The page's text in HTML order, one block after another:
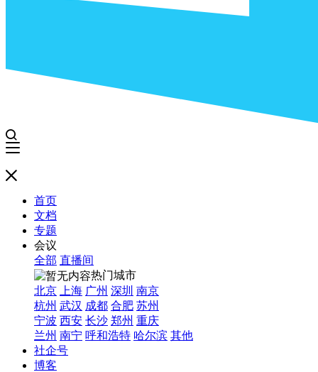
首页
文档
专题
会议
全部 直播间
热门城市
北京
上海 广州 深圳 南京
杭州 武汉 成都 合肥 苏州
宁波 西安 长沙 郑州 重庆
兰州 南宁 呼和浩特 哈尔滨 其他
社企号
博客